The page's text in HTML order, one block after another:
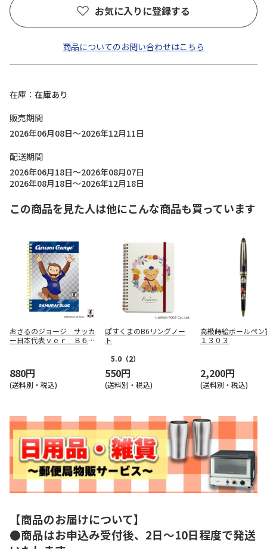
お気に入りに登録する
商品についてのお問い合わせはこちら
在庫
在庫あり
販売期間
2026年06月08日～2026年12月11日
配送期間
2026年06月18日～2026年08月07日
2026年08月18日～2026年12月18日
この商品を見た人は他にこんな商品も買っています
おさるのジョージ サッカ
ー日本代表ｖｅｒ Ｂ６リ
880円
(送料別・税込)
ぽすくまのB6リングノー
ト
5.0 （2）
550円
(送料別・税込)
高級蒔絵ボールペ
１３０３
2,200円
(送料別・税込)
【商品のお届けについて】
●商品はお申込み受付後、2日～10日程度で発送